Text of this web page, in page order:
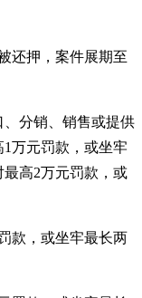
还押，案件展期至
分销、销售或提供
万元罚款，或坐牢
高2万元罚款，或
款，或坐牢最长两